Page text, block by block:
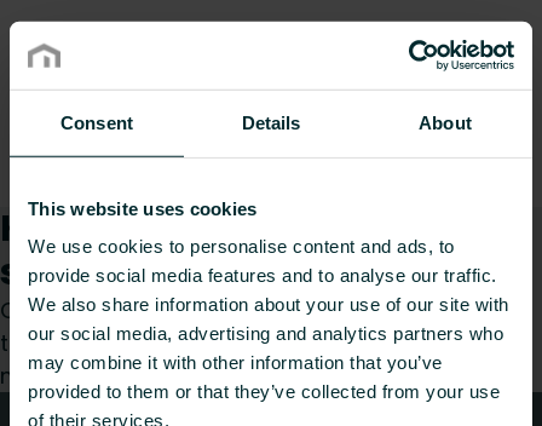
Consent Details About
This website uses cookies
We use cookies to personalise content and ads, to
provide social media features and to analyse our traffic.
We also share information about your use of our site with
our social media, advertising and analytics partners who
may combine it with other information that you’ve
provided to them or that they’ve collected from your use
of their services.
Kuinka voimme auttaa
sinua?
Olitpa sitten suunnittelija, asentaja, arkkitehti,
tukkumyyjä tai loppukäyttäjä, valitse kategoria ja
me hoidamme pyyntösi mielellämme.